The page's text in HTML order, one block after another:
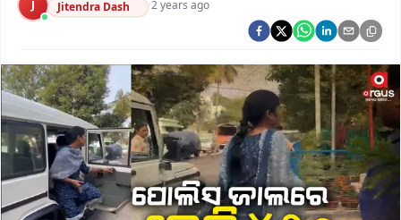
Argus Swaad Odisha
Argus Chalo Dekhein Apna Desh
J Jitendra Dash ·2 years ago